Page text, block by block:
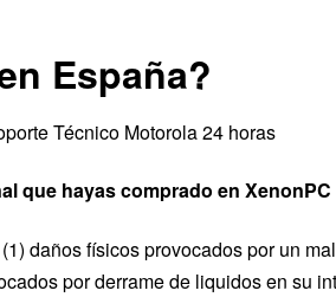
España?
Técnico Motorola 24 horas
que hayas comprado en XenonPC
daños físicos provocados por un
por derrame de liquidos en su